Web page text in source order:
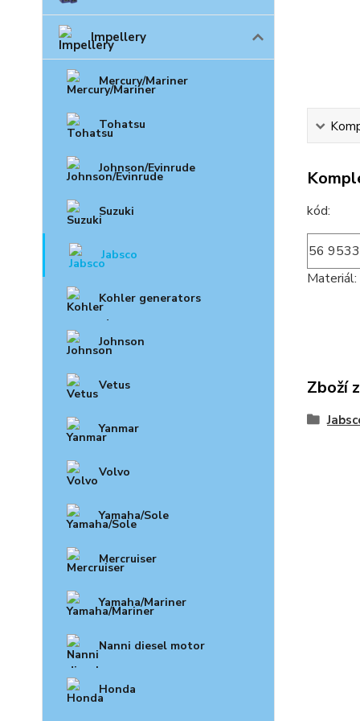
Impellery
Mercury/Mariner
Tohatsu
Johnson/Evinrude
Suzuki
Jabsco
Kohler generators
Johnson
Vetus
Yanmar
Volvo
Yamaha/Sole
Mercruiser
Yamaha/Mariner
Nanni diesel motor
Honda
56 9533
Zboží